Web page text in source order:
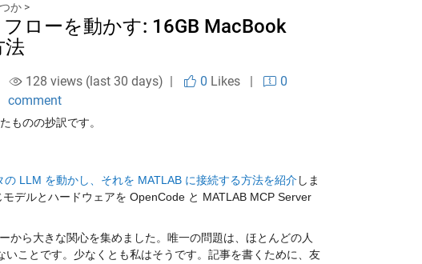
か >
ローを動かす: 16GB MacBook
法
128 views (last 30 days) | 0 Likes|
0
comment
ものの抄訳です。
LLM を動かし、それを MATLAB に接続する方法を紹介しま
デルとハードウェアを OpenCode と MATLAB MCP Server
から大きな関心を集めました。唯一の問題は、ほとんどの人
ことです。少なくとも私はそうです。 記事を書くために、友